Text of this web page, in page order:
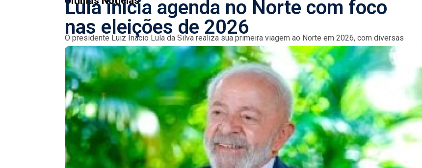
Lula inicia agenda no Norte com foco
nas eleições de 2026
O presidente Luiz Inácio Lula da Silva realiza sua primeira viagem ao Norte em 2026, com diversas
ações programadas em Manaus, incluindo a assinatura da...